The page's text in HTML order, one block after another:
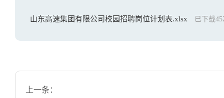
山东高速集团有限公司校园招聘岗位计划表.xlsx 已下载45
上一条：